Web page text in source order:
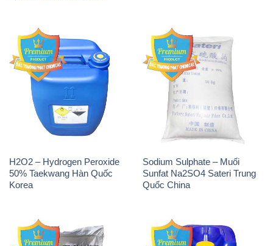
H2O2 – Hydrogen Peroxide
50% Taekwang Hàn Quốc
Korea
Sodium Sulphate – Muối
Sunfat Na2SO4 Sateri Trung
Quốc China